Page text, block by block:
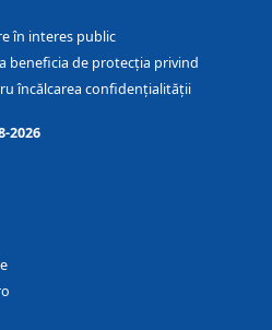
în interes public
beneficia de protecția privind
încălcarea confidențialității
2026